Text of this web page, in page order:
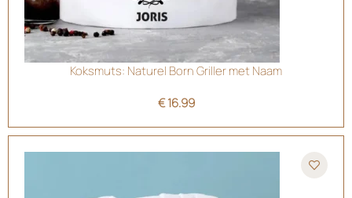
Koksmuts: Naturel Born Griller met Naam
€16.99